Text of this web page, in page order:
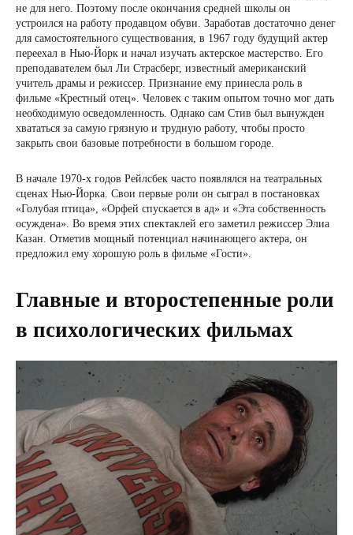
не для него. Поэтому после окончания средней школы он
устроился на работу продавцом обуви. Заработав достаточно денег
для самостоятельного существования, в 1967 году будущий актер
переехал в Нью-Йорк и начал изучать актерское мастерство. Его
преподавателем был Ли Страсберг, известный американский
учитель драмы и режиссер. Признание ему принесла роль в
фильме «Крестный отец». Человек с таким опытом точно мог дать
необходимую осведомленность. Однако сам Стив был вынужден
хвататься за самую грязную и трудную работу, чтобы просто
закрыть свои базовые потребности в большом городе.
В начале 1970-х годов Рейлсбек часто появлялся на театральных
сценах Нью-Йорка. Свои первые роли он сыграл в постановках
«Голубая птица», «Орфей спускается в ад» и «Эта собственность
осуждена». Во время этих спектаклей его заметил режиссер Элиа
Казан. Отметив мощный потенциал начинающего актера, он
предложил ему хорошую роль в фильме «Гости».
Главные и второстепенные роли
в психологических фильмах